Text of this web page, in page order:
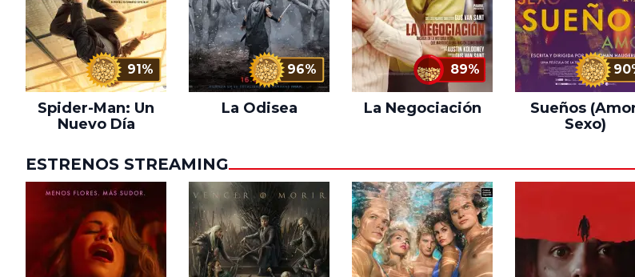
91%
Spider-Man: Un
Nuevo Día
96%
La Odisea
89%
La Negociación
Sueños
Sexo)
ESTRENOS STREAMING